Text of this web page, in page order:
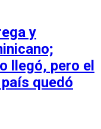
y
llegó, pero el
quedó